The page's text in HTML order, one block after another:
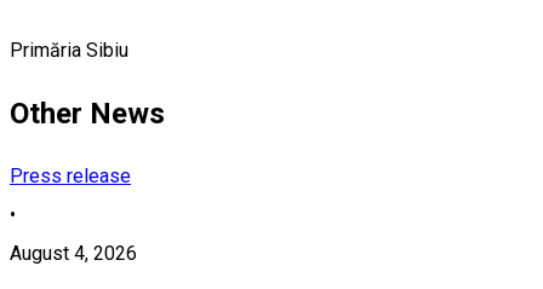
Primăria Sibiu
Other News
Press release
•
August 4, 2026